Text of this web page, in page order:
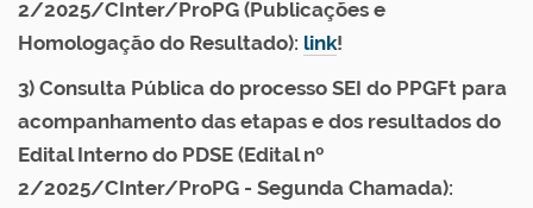
2/2025/CInter/ProPG (Publicações e
Homologação do Resultado): link!
3) Consulta Pública do processo SEI do PPGFt para
acompanhamento das etapas e dos resultados do
Edital Interno do PDSE (Edital nº
2/2025/CInter/ProPG - Segunda Chamada):